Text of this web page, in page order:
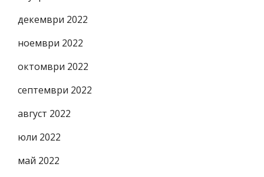
декември 2022
ноември 2022
октомври 2022
септември 2022
август 2022
юли 2022
май 2022